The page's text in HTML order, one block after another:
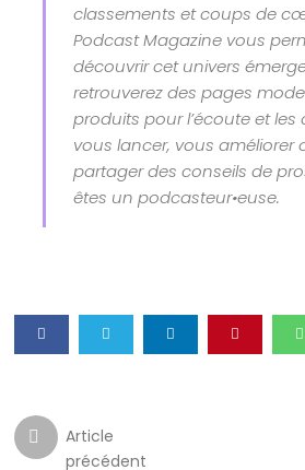
classements et coups de
Podcast Magazine vous
découvrir cet univers
retrouverez des pages
produits pour l’écoute et les
vous lancer, vous améliorer
partager des conseils de
êtes un podcasteur•euse.
Article
précédent